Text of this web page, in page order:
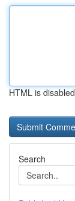
HTML is disabled
Search